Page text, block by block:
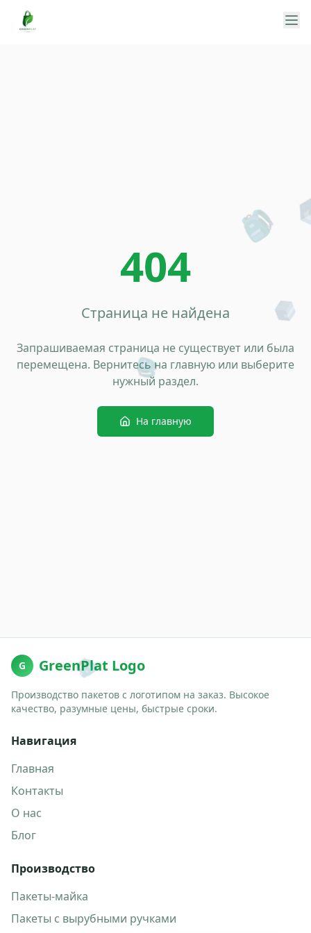
🎒
📦
🎒
🎒
404
Страница не найдена
Запрашиваемая страница не существует или была
перемещена. Вернитесь на главную или выберите
нужный раздел.
На главную
G GreenPlat Logo
Производство пакетов с логотипом на заказ. Высокое
качество, разумные цены, быстрые сроки.
Навигация
Главная
Контакты
О нас
Блог
Производство
Пакеты-майка
Пакеты с вырубными ручками